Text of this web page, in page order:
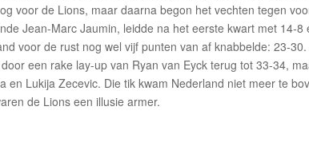
voor de Lions, maar daarna begon het vechten tegen
Jean-Marc Jaumin, leidde na het eerste kwart met 14-8
voor de rust nog wel vijf punten van af knabbelde: 23-30.
een rake lay-up van Ryan van Eyck terug tot 33-34,
Lukija Zecevic. Die tik kwam Nederland niet meer te
de Lions een illusie armer.